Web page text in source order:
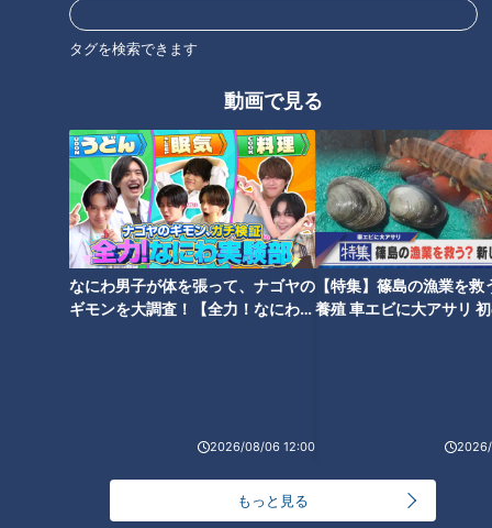
タグを検索できます
動画で見る
なにわ男子が体を張って、ナゴヤの
ギモンを大調査！【全力！なにわ実
2026/08/06 12:00
【特集】篠島の漁業を救
養殖 車エビに大アサリ
もっと見る
オススメ関連コンテンツ
チャント知っ得！なるほどドク
ター＃２４ がんを熱で…温熱療
法とは！？【チャント！】
チャント知っ得！なるほどドク
ター＃９ 帯状疱疹（たいじょう
ほうしん）【チャント！】
チャント知っ得！なるほどドク
チャント知っ得！なるほどドク